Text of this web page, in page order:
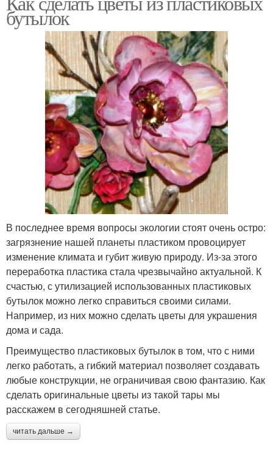
бутылок
В последнее время вопросы экологии стоят очень остро:
загрязнение нашей планеты пластиком провоцирует
изменение климата и губит живую природу. Из-за этого
переработка пластика стала чрезвычайно актуальной. К
счастью, с утилизацией использованных пластиковых
бутылок можно легко справиться своими силами.
Например, из них можно сделать цветы для украшения
дома и сада.
Преимущество пластиковых бутылок в том, что с ними
легко работать, а гибкий материал позволяет создавать
любые конструкции, не ограничивая свою фантазию. Как
сделать оригинальные цветы из такой тары мы
расскажем в сегодняшней статье.
читать дальше →